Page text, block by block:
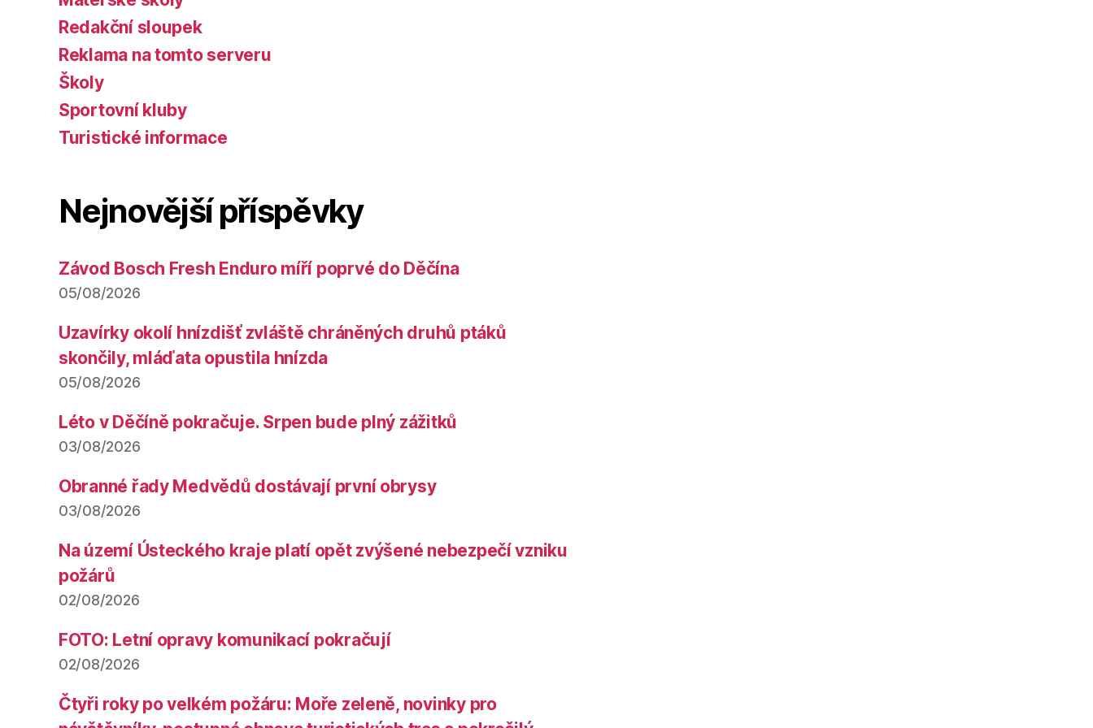
Redakční sloupek
Reklama na tomto serveru
Školy
Sportovní kluby
Turistické informace
Nejnovější příspěvky
Závod Bosch Fresh Enduro míří poprvé do Děčína
05/08/2026
Uzavírky okolí hnízdišť zvláště chráněných druhů ptáků
skončily, mláďata opustila hnízda
05/08/2026
Léto v Děčíně pokračuje. Srpen bude plný zážitků
03/08/2026
Obranné řady Medvědů dostávají první obrysy
03/08/2026
Na území Ústeckého kraje platí opět zvýšené nebezpečí vzniku
požárů
02/08/2026
FOTO: Letní opravy komunikací pokračují
02/08/2026
Čtyři roky po velkém požáru: Moře zeleně, novinky pro